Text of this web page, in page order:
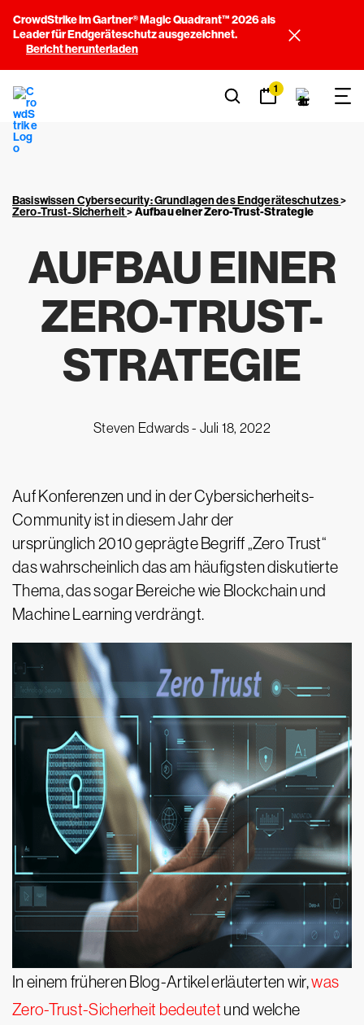
CrowdStrike im Gartner® Magic Quadrant™ 2026 als
Leader für Endgeräteschutz ausgezeichnet.
Bericht herunterladen
1
Basiswissen Cybersecurity: Grundlagen des Endgeräteschutzes>
Zero-Trust-Sicherheit>Aufbau einer Zero-Trust-Strategie
AUFBAU EINER
ZERO-TRUST-
STRATEGIE
Steven Edwards -Juli 18, 2022
Auf Konferenzen und in der Cybersicherheits-
Community ist in diesem Jahr der
ursprünglich 2010 geprägte Begriff „Zero Trust“
das wahrscheinlich das am häufigsten diskutierte
Thema, das sogar Bereiche wie Blockchain und
Machine Learning verdrängt.
In einem früheren Blog-Artikel erläuterten wir,was
Zero-Trust-Sicherheit bedeutet und welche